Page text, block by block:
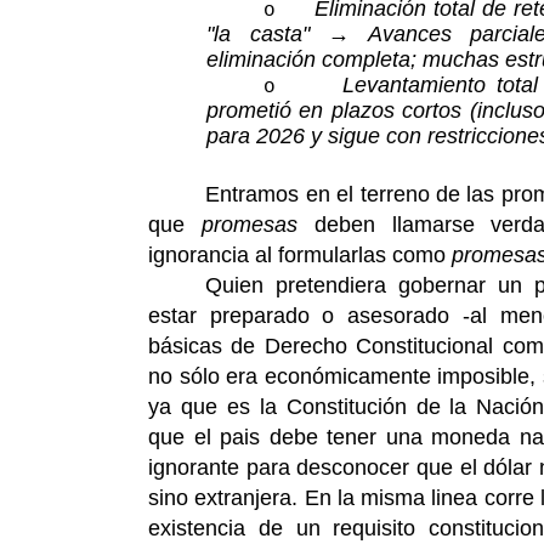
o
Eliminación total de
"la casta" → Avances
eliminación completa; muchas
o
Levantamiento
prometió en plazos cortos
para 2026 y sigue con
Entramos en el terreno de las
que promesas deben llamarse
ignorancia al formularlas como
Quien pretendiera gobernar un
estar preparado o asesorado -al
básicas de Derecho Constitucional
no sólo era económicamente
ya que es la Constitución de la
que el pais debe tener una moneda
ignorante para desconocer que el
sino extranjera. En la misma linea corre
existencia de un requisito